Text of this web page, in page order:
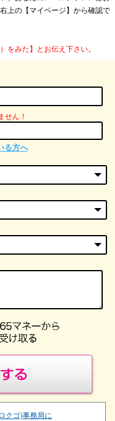
上の【マイページ】から確認で
をみた】とお伝え下さい。
せん！
る方へ
クゴ)事務局に